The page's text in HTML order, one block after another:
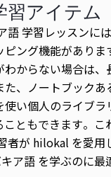
習アイテム
語 学習レッスンに
ピング機能があり
わからない場合は
、ノートブックあ
使い個人のライブラ
こともできます。こ
者が hilokal を愛用
ア語 を学ぶのに最